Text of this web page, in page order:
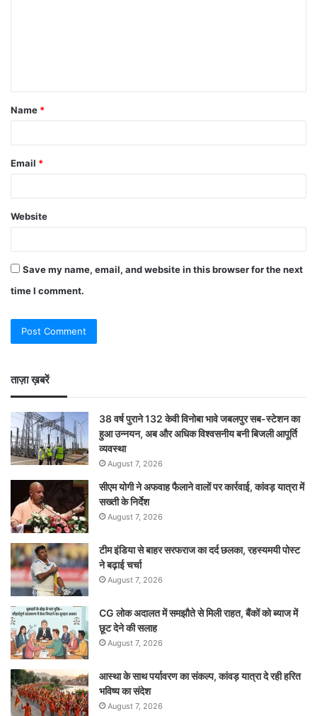
Name *
Email *
Website
Save my name, email, and website in this browser for the next
time I comment.
ताज़ा ख़बरें
38 वर्ष पुराने 132 केवी विनोबा भावे जबलपुर सब-स्टेशन का
हुआ उन्नयन, अब और अधिक विश्वसनीय बनी बिजली आपूर्ति
व्यवस्था
August 7, 2026
सीएम योगी ने अफवाह फैलाने वालों पर कार्रवाई, कांवड़ यात्रा में
सख्ती के निर्देश
August 7, 2026
टीम इंडिया से बाहर सरफराज का दर्द छलका, रहस्यमयी पोस्ट
ने बढ़ाई चर्चा
August 7, 2026
CG लोक अदालत में समझौते से मिली राहत, बैंकों को ब्याज में
छूट देने की सलाह
August 7, 2026
आस्था के साथ पर्यावरण का संकल्प, कांवड़ यात्रा दे रही हरित
भविष्य का संदेश
August 7, 2026